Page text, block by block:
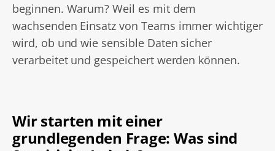
beginnen. Warum? Weil es mit dem
wachsenden Einsatz von Teams immer wichtiger
wird, ob und wie sensible Daten sicher
verarbeitet und gespeichert werden können.
Wir starten mit einer
grundlegenden Frage: Was sind